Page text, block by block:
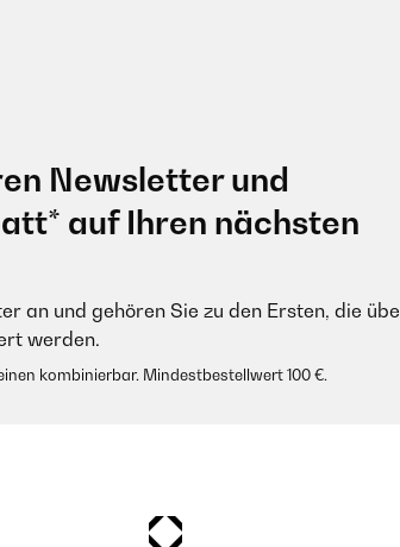
Newsletter und
auf Ihren nächsten
an und gehören Sie zu den Ersten, die
werden.
kombinierbar. Mindestbestellwert 100 €.